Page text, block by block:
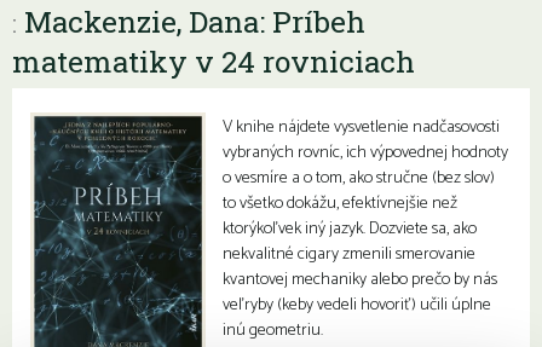
: Mackenzie, Dana: Príbeh
matematiky v 24 rovniciach
V knihe nájdete vysvetlenie nadčasovosti
vybraných rovníc, ich výpovednej hodnoty
o vesmíre a o tom, ako stručne (bez slov)
to všetko dokážu, efektívnejšie než
ktorýkoľvek iný jazyk. Dozviete sa, ako
nekvalitné cigary zmenili smerovanie
kvantovej mechaniky alebo prečo by nás
veľryby (keby vedeli hovoriť) učili úplne
inú geometriu.